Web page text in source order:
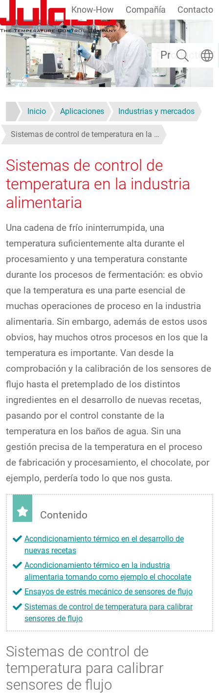
Pasar al contenido principal
Productos
Know-How Compañía Contacto
Buscar
Inicio Aplicaciones Industrias y mercados
Sistemas de control de temperatura en la …
Sistemas de control de
temperatura en la industria
alimentaria
Una cadena de frío ininterrumpida, una
temperatura suficientemente alta durante el
procesamiento y una temperatura constante
durante los procesos de fermentación: es obvio
que la temperatura es una parte esencial de
muchas operaciones de proceso en la industria
alimentaria. Sin embargo, además de estos usos
obvios, hay muchos otros procesos en los que la
temperatura es importante. Van desde la
comprobación y la calibración de los sensores de
flujo hasta el pretemplado de los distintos
ingredientes en el desarrollo de nuevas recetas,
pasando por el control constante de la
temperatura en los baños de agua. Sin una
gestión precisa de la temperatura en el proceso
de fabricación y procesamiento, el chocolate, por
ejemplo, perdería todo lo que nos gusta.
Contenido
Acondicionamiento térmico en el desarrollo de
nuevas recetas
Acondicionamiento térmico en la industria
alimentaria tomando como ejemplo el chocolate
Ensayos de estrés mecánico de sensores de flujo
Sistemas de control de temperatura para calibrar
sensores de flujo
Sistemas de control de
temperatura para calibrar
sensores de flujo